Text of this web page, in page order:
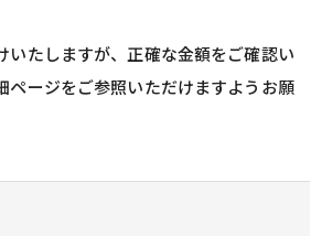
いたしますが、正確な金額をご確認い
ページをご参照いただけますようお願